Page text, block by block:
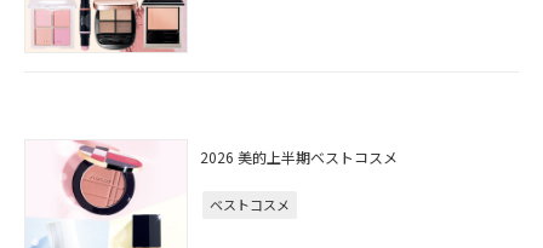
2026 美的上半期ベストコスメ
ベストコスメ